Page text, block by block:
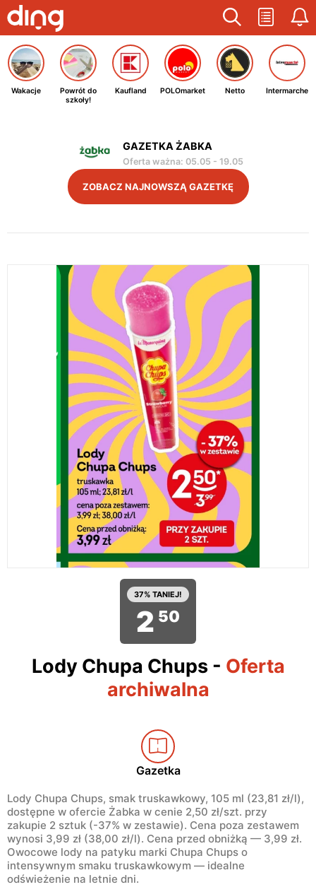
Wakacje
Powrót do
szkoły!
Kaufland POLOmarket Netto Intermarche
GAZETKA ŻABKA
Oferta ważna: 05.05 - 19.05
ZOBACZ NAJNOWSZĄ GAZETKĘ
37% TANIEJ!
2 50
Lody Chupa Chups- Oferta
archiwalna
Gazetka
Lody Chupa Chups, smak truskawkowy, 105 ml (23,81 zł/l),
dostępne w ofercie Żabka w cenie 2,50 zł/szt. przy
zakupie 2 sztuk (-37% w zestawie). Cena poza zestawem
wynosi 3,99 zł (38,00 zł/l). Cena przed obniżką — 3,99 zł.
Owocowe lody na patyku marki Chupa Chups o
intensywnym smaku truskawkowym — idealne
odświeżenie na letnie dni.